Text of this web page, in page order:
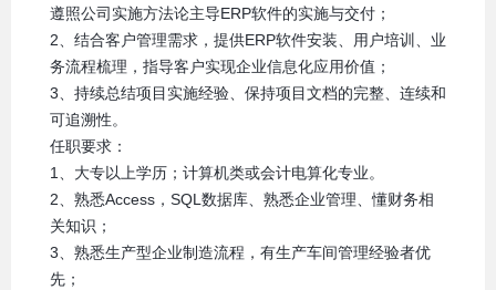
遵照公司实施方法论主导ERP软件的实施与交付；
2、结合客户管理需求，提供ERP软件安装、用户培训、业
务流程梳理，指导客户实现企业信息化应用价值；
3、持续总结项目实施经验、保持项目文档的完整、连续和
可追溯性。
任职要求：
1、大专以上学历；计算机类或会计电算化专业。
2、熟悉Access，SQL数据库、熟悉企业管理、懂财务相
关知识；
3、熟悉生产型企业制造流程，有生产车间管理经验者优
先；